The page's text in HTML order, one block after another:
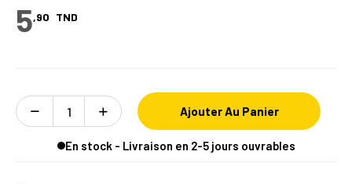
5,90 TND
Ajouter Au Panier
En stock - Livraison en 2-5 jours ouvrables